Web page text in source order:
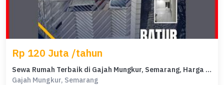
Rp 120 Juta /tahun
Sewa Rumah Terbaik di Gajah Mungkur, Semarang, Harga Terjangkau
Gajah Mungkur, Semarang